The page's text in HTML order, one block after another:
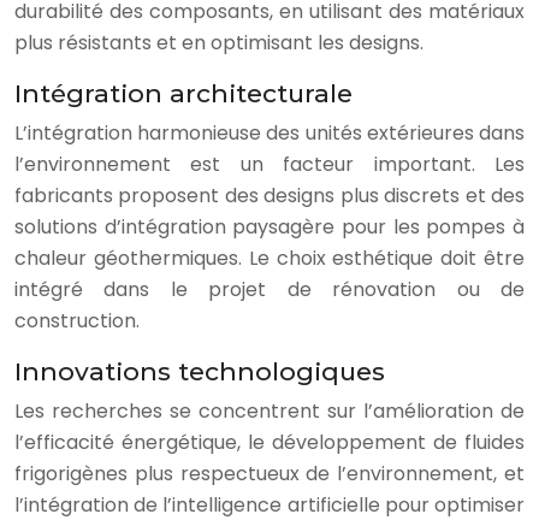
durabilité des composants, en utilisant des matériaux
plus résistants et en optimisant les designs.
Intégration architecturale
L’intégration harmonieuse des unités extérieures dans
l’environnement est un facteur important. Les
fabricants proposent des designs plus discrets et des
solutions d’intégration paysagère pour les pompes à
chaleur géothermiques. Le choix esthétique doit être
intégré dans le projet de rénovation ou de
construction.
Innovations technologiques
Les recherches se concentrent sur l’amélioration de
l’efficacité énergétique, le développement de fluides
frigorigènes plus respectueux de l’environnement, et
l’intégration de l’intelligence artificielle pour optimiser